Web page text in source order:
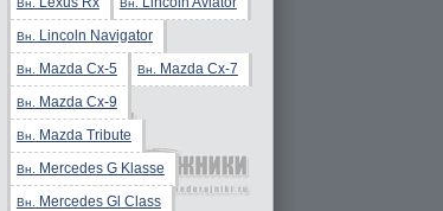
Вн. Вн.
Вн. Lincoln Navigator
Вн. Mazda Cx-5 Вн. Mazda Cx-7
Вн. Mazda Cx-9
Вн. Mazda Tribute
Вн. Mercedes G Klasse
Вн. Mercedes Gl Class